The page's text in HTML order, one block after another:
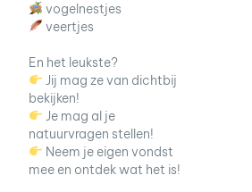
vogelnestjes
veertjes
En het leukste?
Jij mag ze van dichtbij
bekijken!
Je mag al je
natuurvragen stellen!
Neem je eigen vondst
mee en ontdek wat het is!